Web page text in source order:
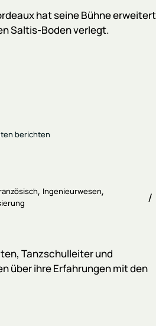
hat seine Bühne erweitert
Saltis-Boden verlegt.
Ingenieurwesen
Tanzschulleiter und
über ihre Erfahrungen mit den